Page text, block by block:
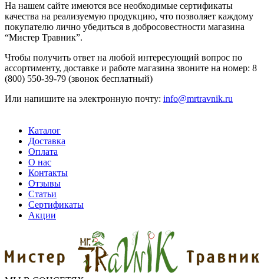
На нашем сайте имеются все необходимые сертификаты
качества на реализуемую продукцию, что позволяет каждому
покупателю лично убедиться в добросовестности магазина
“Мистер Травник”.
Чтобы получить ответ на любой интересующий вопрос по
ассортименту, доставке и работе магазина звоните на номер: 8
(800) 550-39-79 (звонок бесплатный)
Или напишите на электронную почту: info@mrtravnik.ru
Каталог
Доставка
Оплата
О нас
Контакты
Отзывы
Статьи
Сертификаты
Акции